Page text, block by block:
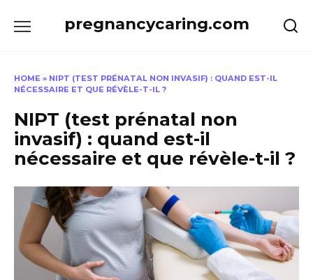
pregnancycaring.com
HOME » NIPT (TEST PRÉNATAL NON INVASIF) : QUAND EST-IL
NÉCESSAIRE ET QUE RÉVÈLE-T-IL ?
NIPT (test prénatal non
invasif) : quand est-il
nécessaire et que révèle-t-il ?